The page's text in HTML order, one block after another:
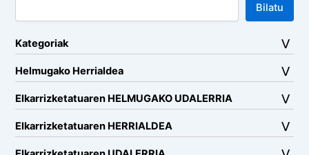
Bilatu
Kategoriak
Helmugako Herrialdea
Elkarrizketatuaren HELMUGAKO UDALERRIA
Elkarrizketatuaren HERRIALDEA